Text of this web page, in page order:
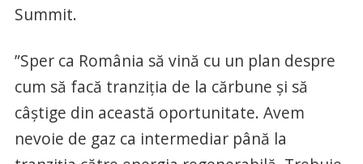
Summit.
”Sper ca România să vină cu un plan despre
cum să facă tranziţia de la cărbune şi să
câştige din această oportunitate. Avem
nevoie de gaz ca intermediar până la